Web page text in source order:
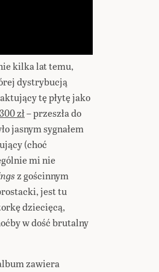
kilka lat temu,
dystrybucją
tę płytę jako
zł– przeszła do
jasnym sygnałem
(choć
mi nie
z gościnnym
jest tu
dziecięcą,
w dość brutalny
zawiera